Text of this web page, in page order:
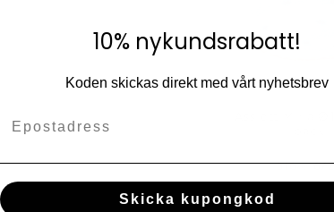
516
672
10% nykundsrabatt!
Koden skickas direkt med vårt nyhetsbrev
Skicka kupongkod